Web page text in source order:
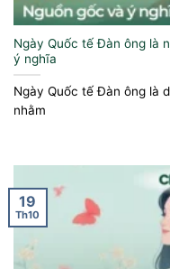
Ngày Quốc tế Đàn ông là
ý nghĩa
Ngày Quốc tế Đàn ông là
nhằm
19
Th10